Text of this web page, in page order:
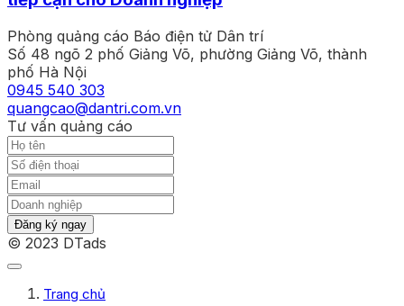
Phòng quảng cáo Báo điện tử Dân trí
Số 48 ngõ 2 phố Giảng Võ, phường Giảng Võ, thành
phố Hà Nội
0945 540 303
quangcao@dantri.com.vn
Tư vấn quảng cáo
Đăng ký ngay
© 2023 DTads
Trang chủ